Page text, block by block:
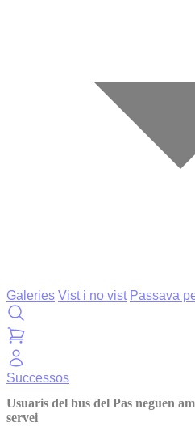
Galeries Vist i no vist Passava
Successos
Usuaris del bus del Pas neguen
servei